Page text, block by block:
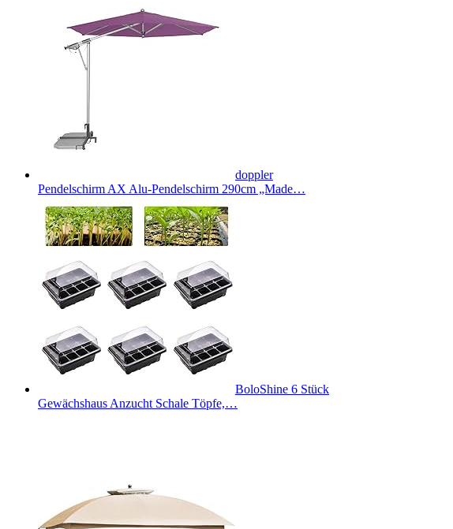
doppler
Pendelschirm AX Alu-Pendelschirm 290cm „Made…
BoloShine 6 Stück
Gewächshaus Anzucht Schale Töpfe,…